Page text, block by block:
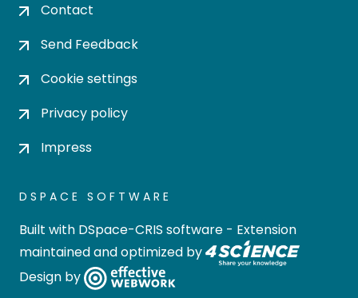
Contact
Send Feedback
Cookie settings
Privacy policy
Impress
DSPACE SOFTWARE
Built with DSpace-CRIS software - Extension
maintained and optimized by
Design by